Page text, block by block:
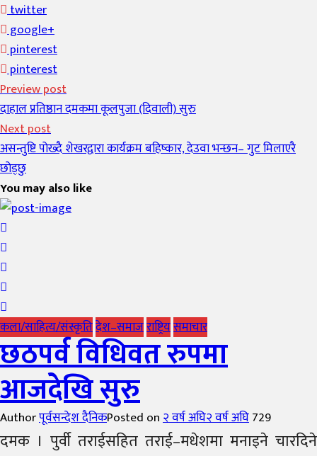
twitter
google+
pinterest
pinterest
Preview post
दाहाल प्रतिष्ठान दमकमा कूलपुजा (दिवाली) सुरु
Next post
असन्तुष्टि पोख्दै शेखरद्वारा कार्यक्रम बहिष्कार, देउवा भन्छन– गुट मिलाएरै
छोड्छु
You may also like
कला/साहित्य/संस्कृतिदेश–समाजराष्ट्रियसमाचार
छठपर्व विधिवत रुपमा
आजदेखि सुरु
Authorपूर्वसन्देश दैनिकPosted on२ वर्ष अघि२ वर्ष अघि729
दमक । पुर्वी तराईसहित तराई–मधेशमा मनाइने चारदिने